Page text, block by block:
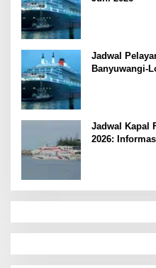
Jadwal
Banyuwangi-
Jadwal Kapal
2026: